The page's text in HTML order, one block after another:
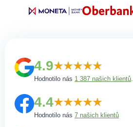
4.9
Hodnotilo nás 1 387 našich klientů.
4.4
Hodnotilo nás 7 našich klientů